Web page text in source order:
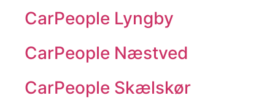
CarPeople Lyngby
CarPeople Næstved
CarPeople Skælskør